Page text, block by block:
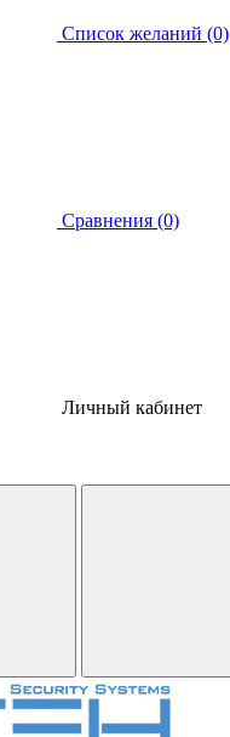
Список желаний (0)
Сравнения (0)
Личный кабинет